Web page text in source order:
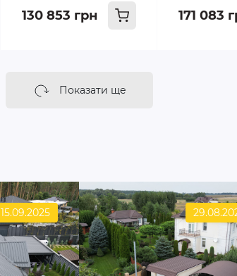
130 853 грн 171 083
Показати ще
15.09.2025